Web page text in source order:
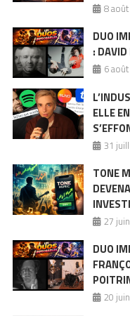
8
DUO
:
6
ELLE
31
TONE
27
DUO
20